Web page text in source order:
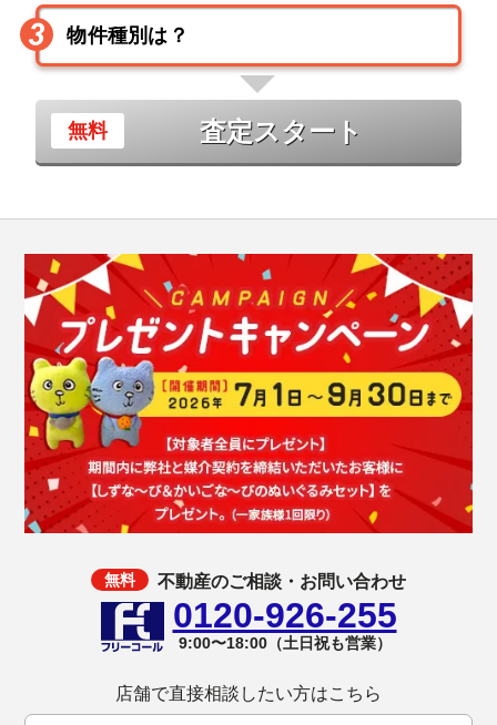
査定スタート
不動産のご相談・お問い合わせ
0120-926-255
9:00〜18:00（土日祝も営業）
店舗で直接相談したい方はこちら